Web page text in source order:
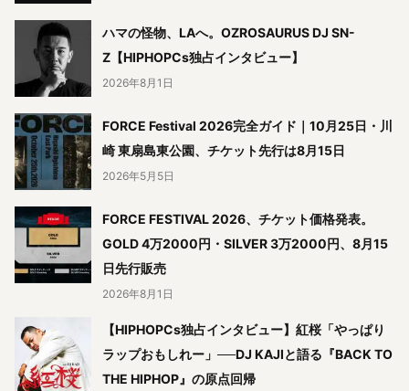
ハマの怪物、LAへ。OZROSAURUS DJ SN-
Z【HIPHOPCs独占インタビュー】
2026年8月1日
FORCE Festival 2026完全ガイド｜10月25日・川
崎 東扇島東公園、チケット先行は8月15日
2026年5月5日
FORCE FESTIVAL 2026、チケット価格発表。
GOLD 4万2000円・SILVER 3万2000円、8月15
日先行販売
2026年8月1日
【HIPHOPCs独占インタビュー】紅桜「やっぱり
ラップおもしれー」──DJ KAJIと語る『BACK TO
THE HIPHOP』の原点回帰